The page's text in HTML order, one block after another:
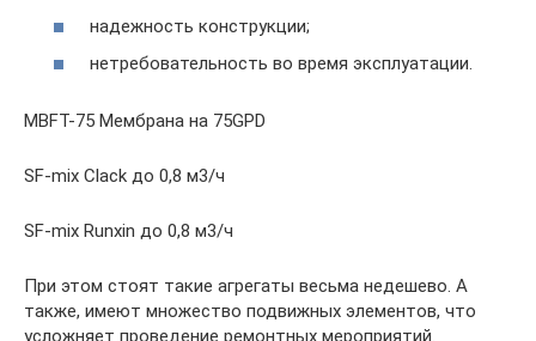
надежность конструкции;
нетребовательность во время эксплуатации.
MBFT-75 Мембрана на 75GPD
SF-mix Clack до 0,8 м3/ч
SF-mix Runxin до 0,8 м3/ч
При этом стоят такие агрегаты весьма недешево. А
также, имеют множество подвижных элементов, что
усложняет проведение ремонтных мероприятий.